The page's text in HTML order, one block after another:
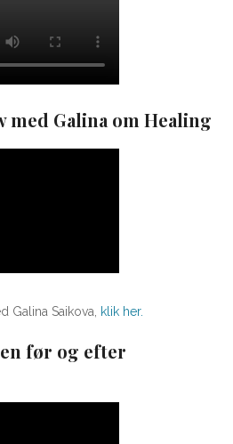
med Galina om Healing
Galina Saikova, klik her.
før og efter